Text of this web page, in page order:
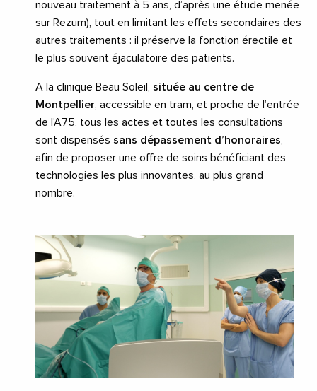
nouveau traitement à 5 ans, d’après une étude menée
sur Rezum), tout en limitant les effets secondaires des
autres traitements : il préserve la fonction érectile et
le plus souvent éjaculatoire des patients.
A la clinique Beau Soleil, située au centre de
Montpellier, accessible en tram, et proche de l’entrée
de l’A75, tous les actes et toutes les consultations
sont dispensés sans dépassement d’honoraires,
afin de proposer une offre de soins bénéficiant des
technologies les plus innovantes, au plus grand
nombre.